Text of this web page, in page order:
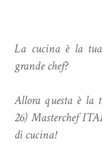
La cucina è la
grande chef?
Allora questa è la
26) Masterchef
di cucina!